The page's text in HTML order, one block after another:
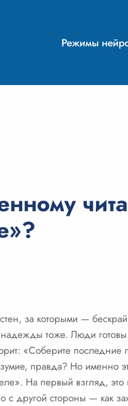
Режимы
за которыми —
тоже. Люди готовы
«Соберите
правда? Но именно
На первый взгляд, это
с другой стороны — как